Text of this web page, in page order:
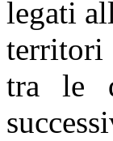
legati
territori
tra le